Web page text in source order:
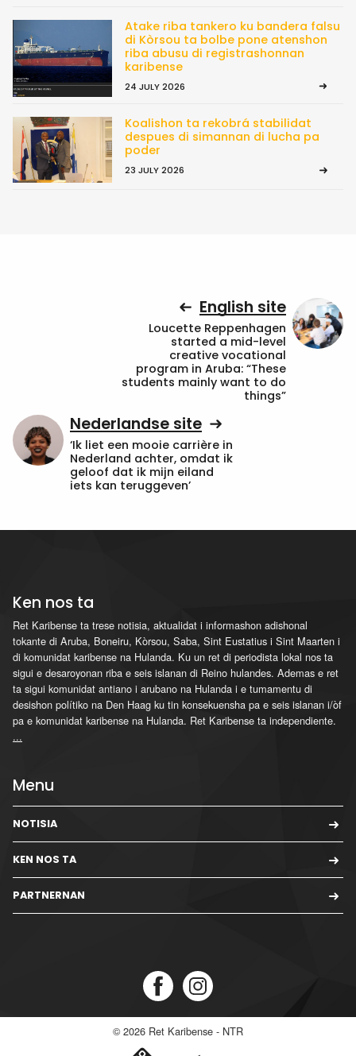
Atake riba tankero ku bandera falsu
di Kòrsou ta bolbe pone atenshon
riba abusu di registrashonnan
karibense
24 JULY 2026
Koalishon ta rekobrá stabilidat
despues di simannan di lucha pa
poder
23 JULY 2026
English site
Loucette Reppenhagen
started a mid-level
creative vocational
program in Aruba: “These
students mainly want to do
things”
Nederlandse site
‘Ik liet een mooie carrière in
Nederland achter, omdat ik
geloof dat ik mijn eiland
iets kan teruggeven’
Ken nos ta
Ret Karibense ta trese notisia, aktualidat i informashon adishonal
tokante di Aruba, Boneiru, Kòrsou, Saba, Sint Eustatius i Sint Maarten i
di komunidat karibense na Hulanda. Ku un ret di periodista lokal nos ta
sigui e desaroyonan riba e seis islanan di Reino hulandes. Ademas e ret
ta sigui komunidat antiano i arubano na Hulanda i e tumamentu di
desishon polítiko na Den Haag ku tin konsekuensha pa e seis islanan i/òf
pa e komunidat karibense na Hulanda. Ret Karibense ta independiente.
...
Menu
NOTISIA
KEN NOS TA
PARTNERNAN
© 2026 Ret Karibense - NTR